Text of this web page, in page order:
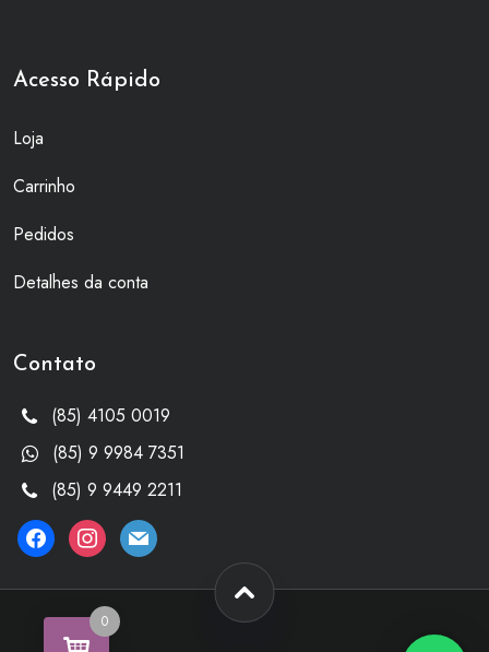
Acesso Rápido
Loja
Carrinho
Pedidos
Detalhes da conta
Contato
(85) 4105 0019
(85) 9 9984 7351
(85) 9 9449 2211
facebookinstagram
mail
0